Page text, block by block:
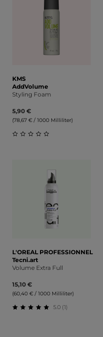
KMS
AddVolume
Styling Foam
5,90 €
(78,67 € / 1000 Milliliter)
L'OREAL PROFESSIONNEL
Tecni.art
Volume Extra Full
15,10 €
(60,40 € / 1000 Milliliter)
5.0 (1)